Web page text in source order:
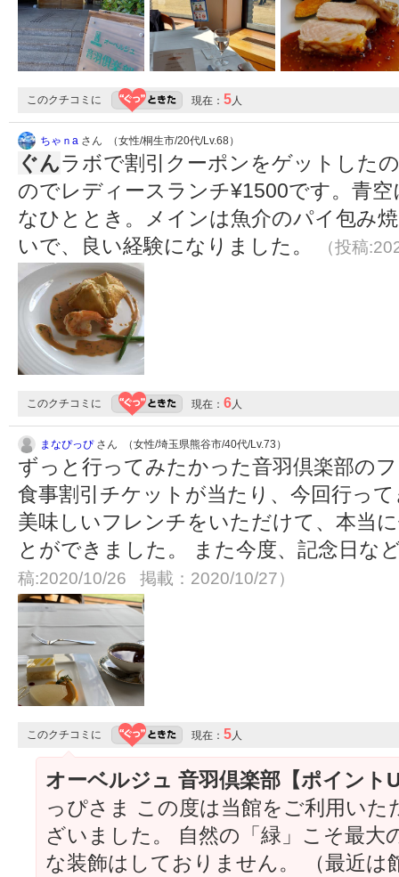
このクチコミに 現在： 5人
ちゃｎa さん （女性/桐生市/20代/Lv.68）
ぐんラボで割引クーポンをゲットした
のでレディースランチ¥1500です。青
なひととき。メインは魚介のパイ包み
いで、良い経験になりました。
（投稿
このクチコミに 現在： 6人
まなぴっぴさん （女性/埼玉県熊谷市/40代/Lv.73）
ずっと行ってみたかった音羽倶楽部の
食事割引チケットが当たり、今回行っ
美味しいフレンチをいただけて、本当
とができました。 また今度、記念日な
稿:2020/10/26 掲載：2020/10/27）
このクチコミに 現在： 5人
オーベルジュ 音羽倶楽部【ポイント
っぴさま この度は当館をご利用い
ざいました。 自然の「緑」こそ最大
な装飾はしておりません。 （最近